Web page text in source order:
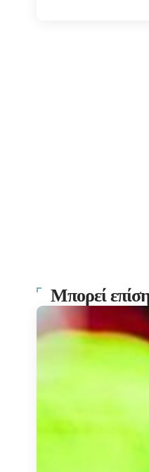
Μπορεί